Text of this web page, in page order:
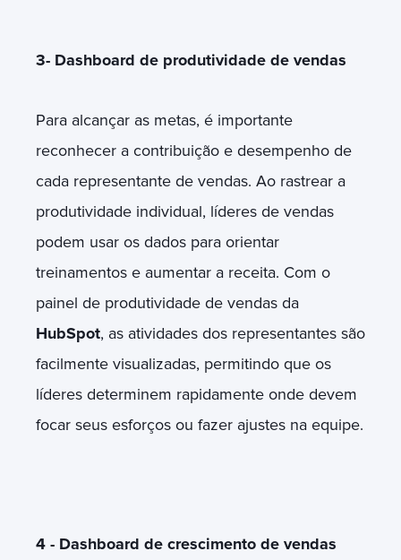
3- Dashboard de produtividade de vendas
Para alcançar as metas, é importante
reconhecer a contribuição e desempenho de
cada representante de vendas. Ao rastrear a
produtividade individual, líderes de vendas
podem usar os dados para orientar
treinamentos e aumentar a receita. Com o
painel de produtividade de vendas da
HubSpot, as atividades dos representantes são
facilmente visualizadas, permitindo que os
líderes determinem rapidamente onde devem
focar seus esforços ou fazer ajustes na equipe.
4 - Dashboard de crescimento de vendas